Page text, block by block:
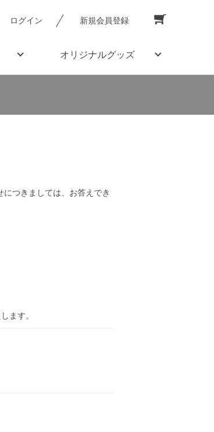
ログイン 新規会員登録
オリジナルグッズ
つきましては、お答えでき
ます。